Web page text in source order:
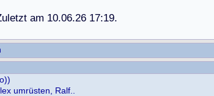
uletzt am 10.06.26 17:19.
umrüsten, Ralf..